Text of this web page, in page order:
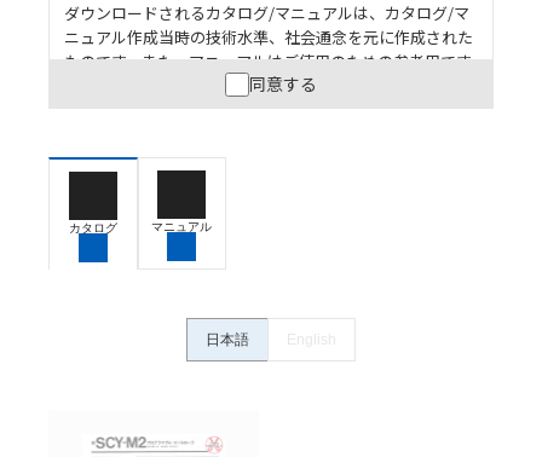
ダウンロードされるカタログ/マニュアルは、カタログ/マ
ニュアル作成当時の技術水準、社会通念を元に作成された
ものです。また、マニュアルはご使用のための参考用です
ので、ご使用にあたっての安全性については十分にご配慮
ください。以下の内容をご承諾の上、ご利用ください。
うな用途に使用される場合には、システム全体として
保できるよう設計されていること、および本製品が全
ていることを、必ず事前に確認してください。
ン事例は参考用ですので、ご採用に際しては機器・装
置の機能や安全性をご確認のうえご使用ください。・
ている可能性がありますがご容赦ください。
同意する
カタログ マニュアル
日本語 English